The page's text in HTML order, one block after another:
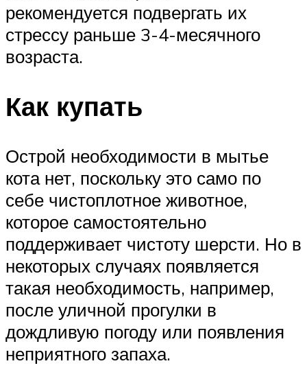
рекомендуется подвергать их
стрессу раньше 3-4-месячного
возраста.
Как купать
Острой необходимости в мытье
кота нет, поскольку это само по
себе чистоплотное животное,
которое самостоятельно
поддерживает чистоту шерсти. Но в
некоторых случаях появляется
такая необходимость, например,
после уличной прогулки в
дождливую погоду или появления
неприятного запаха.